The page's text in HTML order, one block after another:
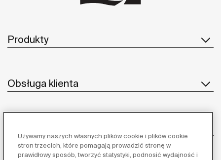
Produkty
Obsługa klienta
Używamy naszych własnych plików cookie i plików cookie
stron trzecich, które pomagają prowadzić stronę w
prawidłowy sposób, tworzyć statystyki, podnosić wydajność i